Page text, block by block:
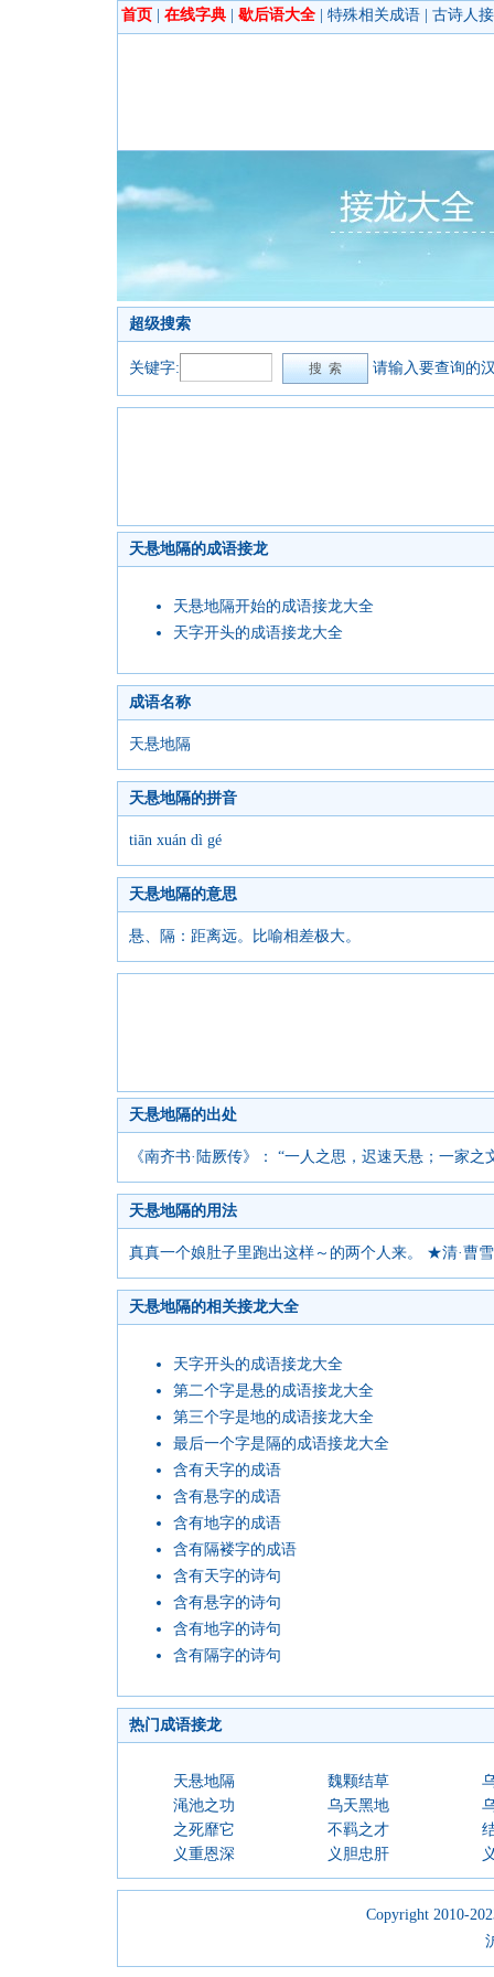
首页 在线字典 歇后语大全 特殊相关成语 古诗人
超级搜索
关键字: 请输入要查询的
天悬地隔的成语接龙
天悬地隔开始的成语接龙大全
天字开头的成语接龙大全
成语名称
天悬地隔
天悬地隔的拼音
tiān xuán dì gé
天悬地隔的意思
悬、隔：距离远。比喻相差极大。
天悬地隔的出处
《南齐书·陆厥传》： “一人之思，迟速天悬；一家之
天悬地隔的用法
真真一个娘肚子里跑出这样～的两个人来。 ★清·曹
天悬地隔的相关接龙大全
天字开头的成语接龙大全
第二个字是悬的成语接龙大全
第三个字是地的成语接龙大全
最后一个字是隔的成语接龙大全
含有天字的成语
含有悬字的成语
含有地字的成语
含有隔褛字的成语
含有天字的诗句
含有悬字的诗句
含有地字的诗句
含有隔字的诗句
热门成语接龙
天悬地隔 魏颗结草
渑池之功
乌天黑地
之死靡它
不羁之才
义重恩深
义胆忠肝
Copyright 2010-